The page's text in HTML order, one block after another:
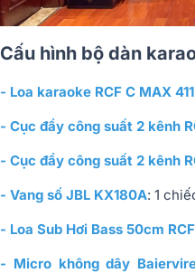
Cấu hình bộ dàn
- Loa karaoke RCF C MAX
- Cục đẩy công suất 2 kênh
- Cục đẩy công suất 2 kênh
- Vang số JBL KX180A: 1
- Loa Sub Hơi Bass 50cm
- Micro không dây